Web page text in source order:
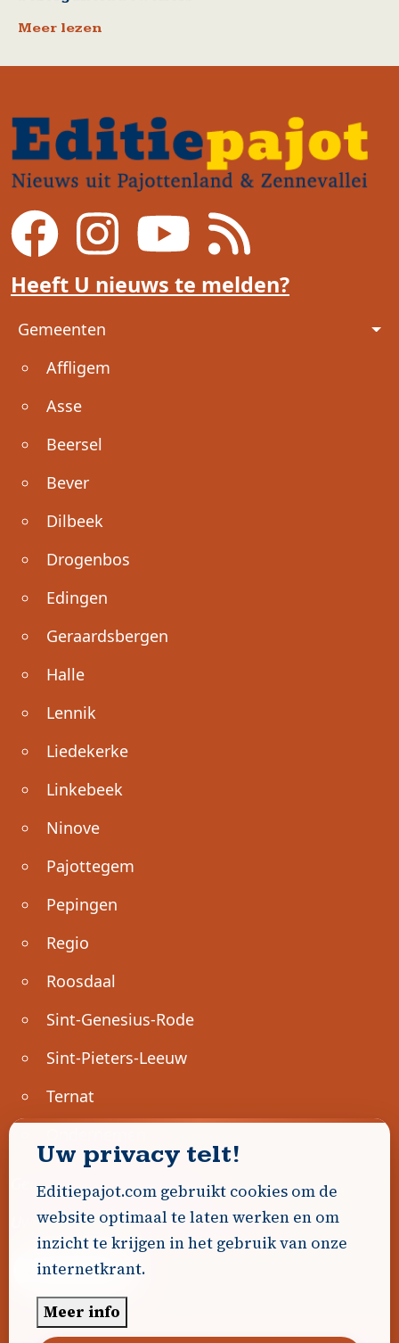
Meer lezen
Heeft U nieuws te melden?
Voet
Gemeenten
Affligem
Asse
Beersel
Bever
Dilbeek
Drogenbos
Edingen
Geraardsbergen
Halle
Lennik
Liedekerke
Linkebeek
Ninove
Pajottegem
Pepingen
Regio
Roosdaal
Sint-Genesius-Rode
Sint-Pieters-Leeuw
Ternat
Geen advertenties gevonden.
Uw advertentie hier? Contacteer ons!
Word Partner!
Uw privacy telt!
Editiepajot.com gebruikt cookies om de
website optimaal te laten werken en om
inzicht te krijgen in het gebruik van onze
internetkrant.
Meer info